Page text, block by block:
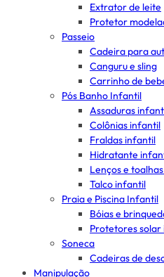
Extrator de leite
Protetor
Passeio
Cadeira para
Canguru e sling
Carrinho de
Pós Banho Infantil
Assaduras
Colônias infantil
Fraldas infantil
Hidratante
Lenços e
Talco infantil
Praia e Piscina Infantil
Bóias e
Protetores
Soneca
Cadeiras de
Manipulação